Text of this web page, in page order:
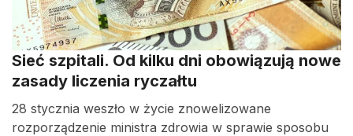
Sieć szpitali. Od kilku dni obowiązują nowe
zasady liczenia ryczałtu
28 stycznia weszło w życie znowelizowane
rozporządzenie ministra zdrowia w sprawie sposobu